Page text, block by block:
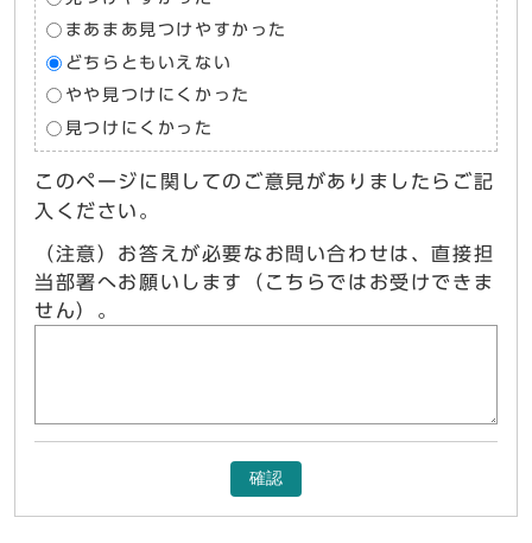
まあまあ見つけやすかった
どちらともいえない
やや見つけにくかった
見つけにくかった
このページに関してのご意見がありましたらご記
入ください。
（注意）お答えが必要なお問い合わせは、直接担
当部署へお願いします（こちらではお受けできま
せん）。
確認